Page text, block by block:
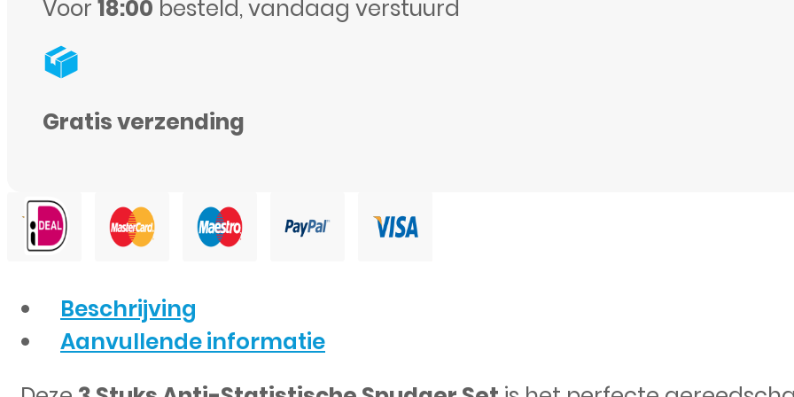
voor
Tablet
Reparatie
aantal
Voor 18:00 besteld, vandaag verstuurd
Gratis verzending
Beschrijving
Aanvullende informatie